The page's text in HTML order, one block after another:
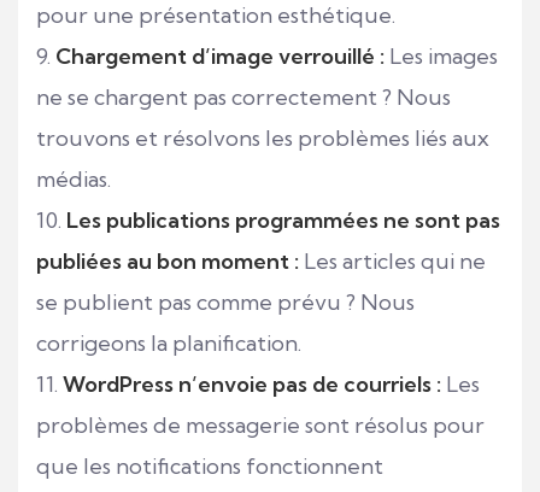
pour une présentation esthétique.
Chargement d’image verrouillé : Les images
ne se chargent pas correctement ? Nous
trouvons et résolvons les problèmes liés aux
médias.
Les publications programmées ne sont pas
publiées au bon moment : Les articles qui ne
se publient pas comme prévu ? Nous
corrigeons la planification.
WordPress n’envoie pas de courriels : Les
problèmes de messagerie sont résolus pour
que les notifications fonctionnent